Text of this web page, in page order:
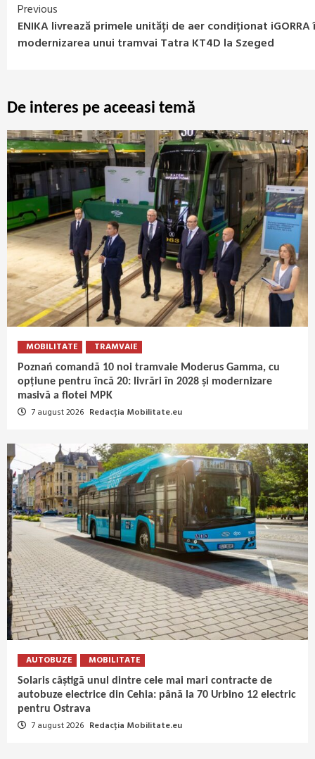
Continue
Reading
Previous
ENIKA livrează primele unități de aer condiționat
modernizarea unui tramvai Tatra KT4D la Szeged
De interes pe aceeasi temă
MOBILITATE TRAMVAIE
Poznań comandă 10 noi tramvaie Moderus Gamma, cu
opțiune pentru încă 20: livrări în 2028 și modernizare
masivă a flotei MPK
7 august 2026 Redacția Mobilitate.eu
AUTOBUZE MOBILITATE
Solaris câștigă unul dintre cele mai mari contracte de
autobuze electrice din Cehia: până la 70 Urbino 12 electric
pentru Ostrava
7 august 2026 Redacția Mobilitate.eu